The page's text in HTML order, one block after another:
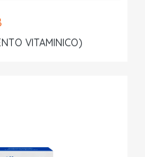
VITAMINICO)